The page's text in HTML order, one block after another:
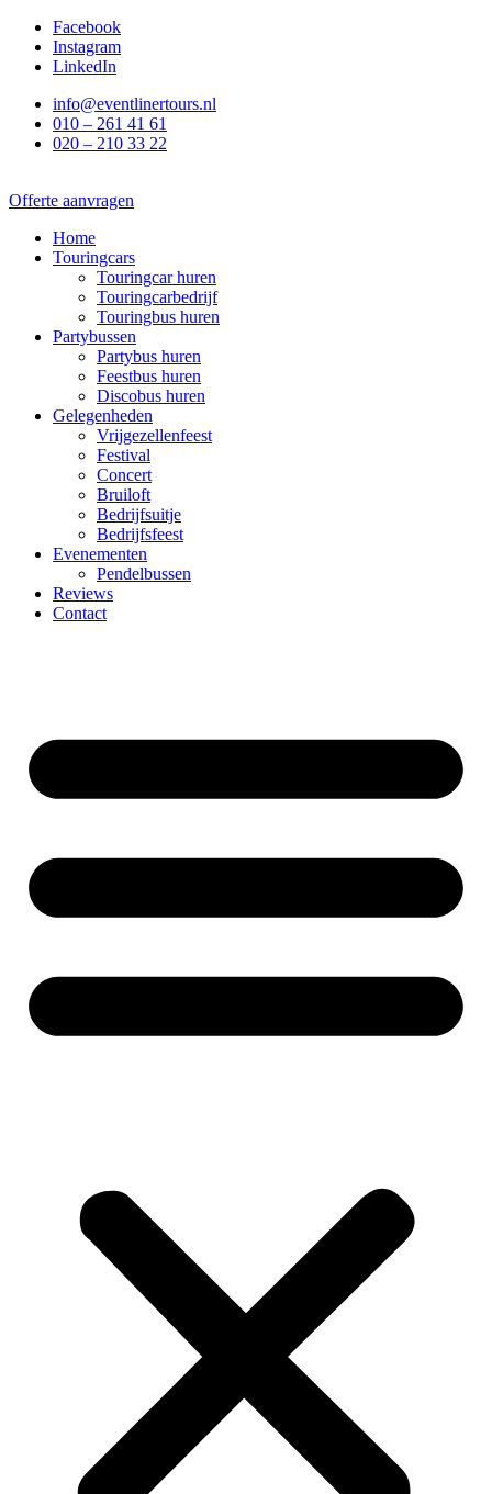
naar
Facebook
Instagram
LinkedIn
info@eventlinertours.nl
010 – 261 41 61
020 – 210 33 22
Offerte aanvragen
Home
Touringcars
Touringcar huren
Touringcarbedrijf
Touringbus huren
Partybussen
Partybus huren
Feestbus huren
Discobus huren
Gelegenheden
Vrijgezellenfeest
Festival
Concert
Bruiloft
Bedrijfsuitje
Bedrijfsfeest
Evenementen
Pendelbussen
Reviews
Contact